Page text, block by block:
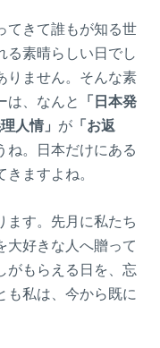
てきて誰もが知る世
る素晴らしい日でし
りません。そんな素
は、なんと 「日本発
理人情」 が 「お返
ね。日本だけにある
ますよね。
ます。先月に私たち
大好きな人へ贈って
がもらえる日を、忘
も私は、今から既に